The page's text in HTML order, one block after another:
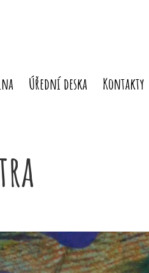
Úřední deska Kontakty